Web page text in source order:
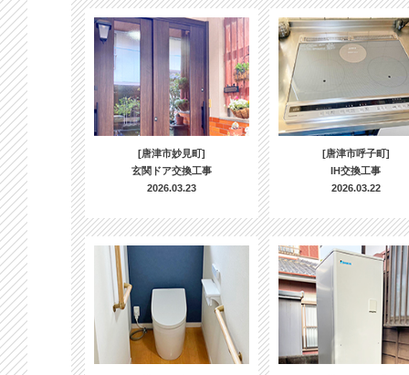
[唐津市妙見町]
玄関ドア交換工事
2026.03.23
[唐津市呼子町]
IH交換工事
2026.03.22